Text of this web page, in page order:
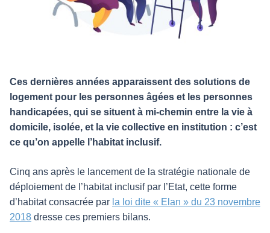
Ces dernières années apparaissent des solutions de
logement pour les personnes âgées et les personnes
handicapées, qui se situent à mi-chemin entre la vie à
domicile, isolée, et la vie collective en institution : c’est
ce qu’on appelle l’habitat inclusif.
Cinq ans après le lancement de la stratégie nationale de
déploiement de l’habitat inclusif par l’Etat, cette forme
d’habitat consacrée par la loi dite « Elan » du 23 novembre
2018 dresse ces premiers bilans.